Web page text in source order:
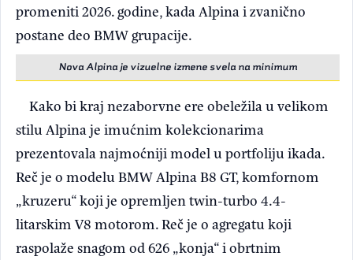
promeniti 2026. godine, kada Alpina i zvanično
postane deo BMW grupacije.
Nova Alpina je vizuelne izmene svela na minimum
Kako bi kraj nezaborvne ere obeležila u velikom
stilu Alpina je imućnim kolekcionarima
prezentovala najmoćniji model u portfoliju ikada.
Reč je o modelu BMW Alpina B8 GT, komfornom
„kruzeru“ koji je opremljen twin-turbo 4.4-
litarskim V8 motorom. Reč je o agregatu koji
raspolaže snagom od 626 „konja“ i obrtnim